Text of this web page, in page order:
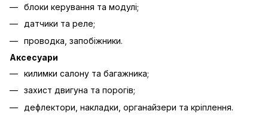
блоки керування та модулі;
датчики та реле;
проводка, запобіжники.
Аксесуари
килимки салону та багажника;
захист двигуна та порогів;
дефлектори, накладки, органайзери та кріплення.